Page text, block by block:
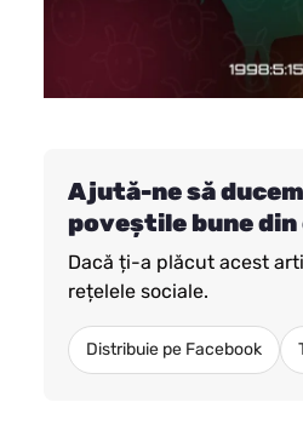
Ajută-ne să
poveștile bune
Dacă ți-a plăcut acest
rețelele sociale.
Distribuie pe Facebook